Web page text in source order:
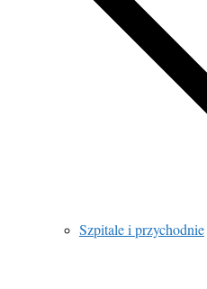
Szpitale i przychodnie